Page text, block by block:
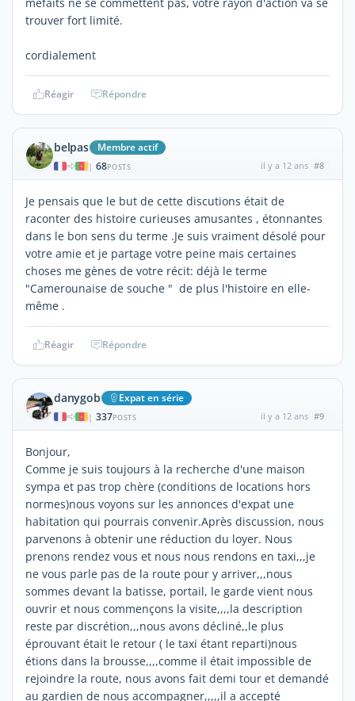
trouver fort limité.
cordialement
Réagir Répondre
belpas Membre actif
| 68POSTS il y a 12 ans #8
Je pensais que le but de cette discutions était de
raconter des histoire curieuses amusantes , étonnantes
dans le bon sens du terme .Je suis vraiment désolé pour
votre amie et je partage votre peine mais certaines
choses me gènes de votre récit: déjà le terme
"Camerounaise de souche " de plus l'histoire en elle-
même .
Réagir Répondre
danygob Expat en série
| 337POSTS il y a 12 ans #9
Bonjour,
Comme je suis toujours à la recherche d'une maison
sympa et pas trop chère (conditions de locations hors
normes)nous voyons sur les annonces d'expat une
habitation qui pourrais convenir.Après discussion, nous
parvenons à obtenir une réduction du loyer. Nous
prenons rendez vous et nous nous rendons en taxi,,,je
ne vous parle pas de la route pour y arriver,,,nous
sommes devant la batisse, portail, le garde vient nous
ouvrir et nous commençons la visite,,,,la description
reste par discrétion,,,nous avons décliné,,le plus
éprouvant était le retour ( le taxi étant reparti)nous
étions dans la brousse,,,,comme il était impossible de
rejoindre la route, nous avons fait demi tour et demandé
au gardien de nous accompagner,,,,,il a accepté